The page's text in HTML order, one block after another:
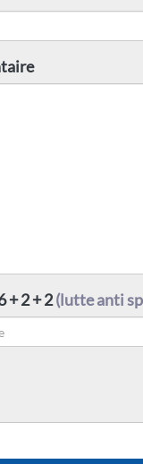
+ 2 + 2(lutte anti